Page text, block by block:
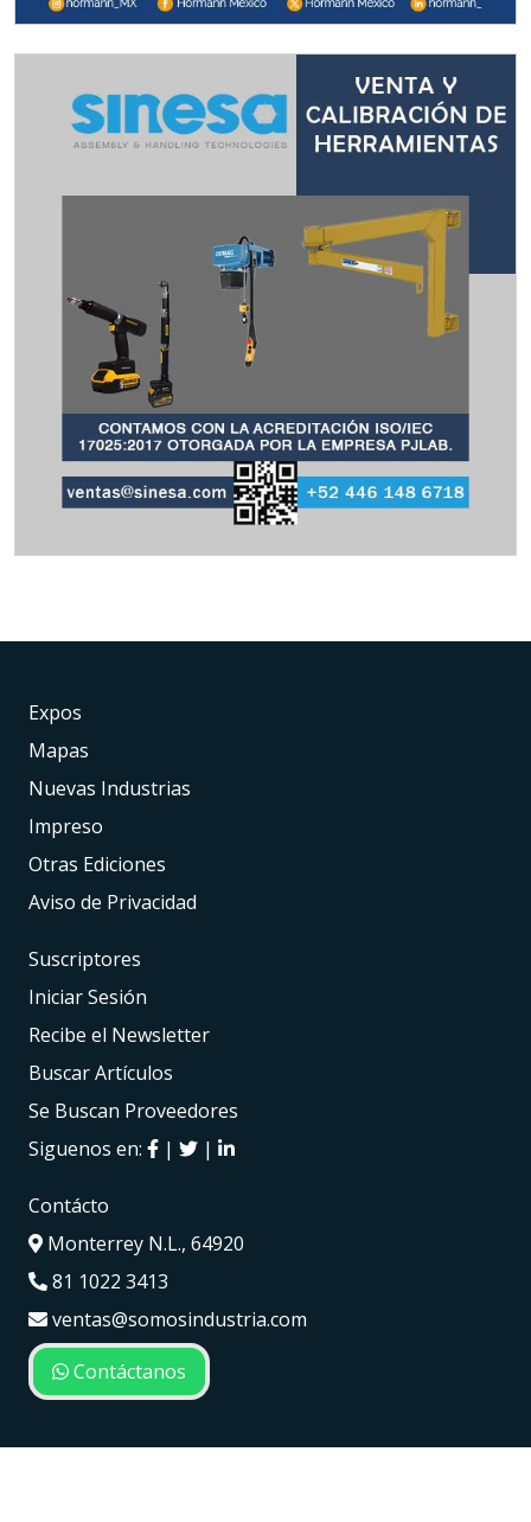
Expos
Mapas
Nuevas Industrias
Impreso
Otras Ediciones
Aviso de Privacidad
Suscriptores
Iniciar Sesión
Recibe el Newsletter
Buscar Artículos
Se Buscan Proveedores
Siguenos en:
| |
Contácto
Monterrey N.L., 64920
81 1022 3413
ventas@somosindustria.com
Contáctanos